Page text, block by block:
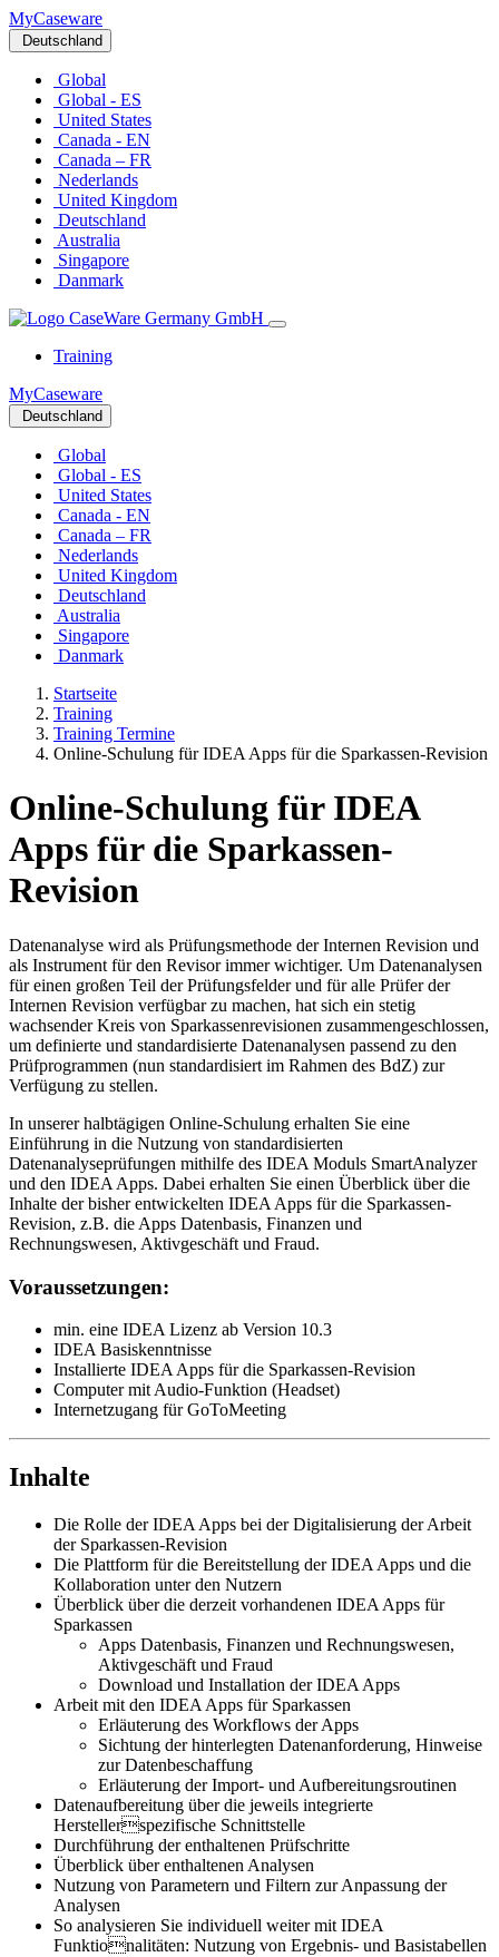
MyCaseware
Deutschland
Global
Global - ES
United States
Canada - EN
Canada – FR
Nederlands
United Kingdom
Deutschland
Australia
Singapore
Danmark
Training
MyCaseware
Deutschland
Global
Global - ES
United States
Canada - EN
Canada – FR
Nederlands
United Kingdom
Deutschland
Australia
Singapore
Danmark
Startseite
Training
Training Termine
Online-Schulung für IDEA Apps für die Sparkassen-Revision
Online-Schulung für IDEA
Apps für die Sparkassen-
Revision
Datenanalyse wird als Prüfungsmethode der Internen Revision und
als Instrument für den Revisor immer wichtiger. Um Datenanalysen
für einen großen Teil der Prüfungsfelder und für alle Prüfer der
Internen Revision verfügbar zu machen, hat sich ein stetig
wachsender Kreis von Sparkassenrevisionen zusammengeschlossen,
um definierte und standardisierte Datenanalysen passend zu den
Prüfprogrammen (nun standardisiert im Rahmen des BdZ) zur
Verfügung zu stellen.
In unserer halbtägigen Online-Schulung erhalten Sie eine
Einführung in die Nutzung von standardisierten
Datenanalyseprüfungen mithilfe des IDEA Moduls SmartAnalyzer
und den IDEA Apps. Dabei erhalten Sie einen Überblick über die
Inhalte der bisher entwickelten IDEA Apps für die Sparkassen-
Revision, z.B. die Apps Datenbasis, Finanzen und
Rechnungswesen, Aktivgeschäft und Fraud.
Voraussetzungen:
min. eine IDEA Lizenz ab Version 10.3
IDEA Basiskenntnisse
Installierte IDEA Apps für die Sparkassen-Revision
Computer mit Audio-Funktion (Headset)
Internetzugang für GoToMeeting
Inhalte
Die Rolle der IDEA Apps bei der Digitalisierung der Arbeit
der Sparkassen-Revision
Die Plattform für die Bereitstellung der IDEA Apps und die
Kollaboration unter den Nutzern
Überblick über die derzeit vorhandenen IDEA Apps für
Sparkassen
Apps Datenbasis, Finanzen und Rechnungswesen,
Aktivgeschäft und Fraud
Download und Installation der IDEA Apps
Arbeit mit den IDEA Apps für Sparkassen
Erläuterung des Workflows der Apps
Sichtung der hinterlegten Datenanforderung, Hinweise
zur Datenbeschaffung
Erläuterung der Import- und Aufbereitungsroutinen
Datenaufbereitung über die jeweils integrierte
Herstellerspezifische Schnittstelle
Durchführung der enthaltenen Prüfschritte
Überblick über enthaltenen Analysen
Nutzung von Parametern und Filtern zur Anpassung der
Analysen
So analysieren Sie individuell weiter mit IDEA
Funktionalitäten: Nutzung von Ergebnis- und Basistabellen